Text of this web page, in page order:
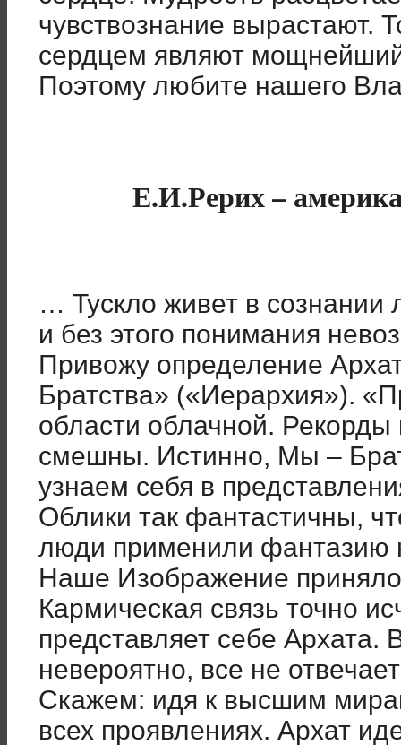
чувствознание вырастают.
сердцем являют
Поэтому любите нашего
Е.И.Рерих –
… Тускло живет в
и без этого понимания
Привожу определение
Братства» («Иерархия»).
области облачной.
смешны. Истинно, Мы –
узнаем себя в
Облики так фантастичны,
люди применили фантазию
Наше Изображение
Кармическая связь точно
представляет себе Архата.
невероятно, все не
Скажем: идя к высшим
всех проявлениях. Архат